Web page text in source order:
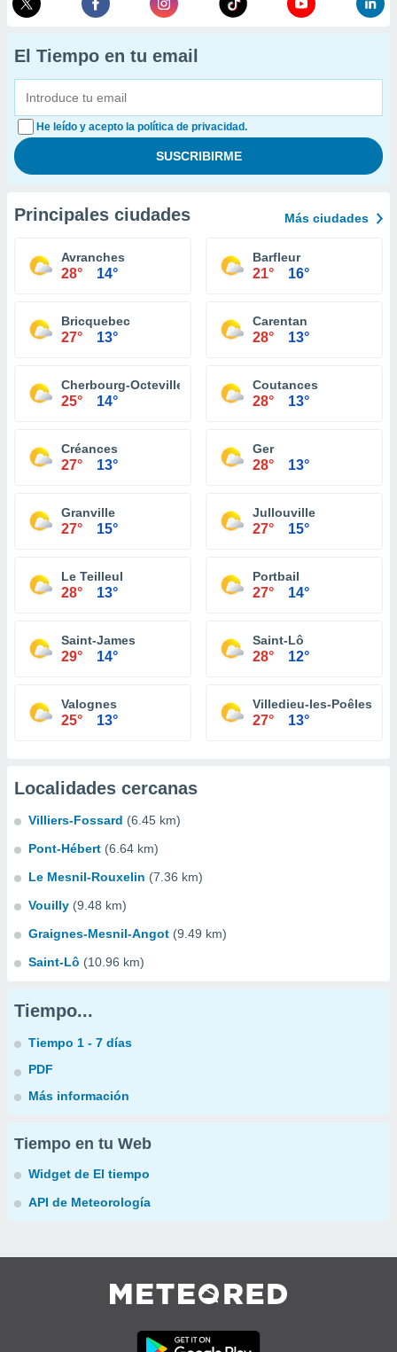
El Tiempo en tu email
He leído y acepto la política de privacidad.
Principales ciudades Más ciudades
Avranches
28° 14°
Barfleur
21° 16°
Bricquebec
27° 13°
Carentan
28° 13°
Cherbourg-Octeville
25° 14°
Coutances
28° 13°
Créances
27° 13°
Ger
28° 13°
Granville
27° 15°
Jullouville
27° 15°
Le Teilleul
28° 13°
Portbail
27° 14°
Saint-James
29° 14°
Saint-Lô
28° 12°
Valognes
25° 13°
Villedieu-les-Poêles
27° 13°
Localidades cercanas
Villiers-Fossard (6.45 km)
Pont-Hébert (6.64 km)
Le Mesnil-Rouxelin (7.36 km)
Vouilly (9.48 km)
Graignes-Mesnil-Angot (9.49 km)
Saint-Lô (10.96 km)
Tiempo...
Tiempo 1 - 7 días
PDF
Más información
Tiempo en tu Web
Widget de El tiempo
API de Meteorología